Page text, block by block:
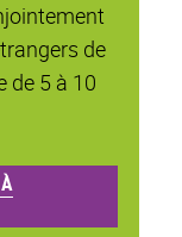
de
de 5 à 10